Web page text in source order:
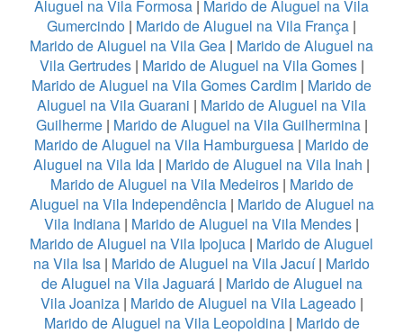
Aluguel na Vila Formosa | Marido de Aluguel na Vila
Gumercindo | Marido de Aluguel na Vila França |
Marido de Aluguel na Vila Gea | Marido de Aluguel na
Vila Gertrudes| Marido de Aluguel na Vila Gomes|
Marido de Aluguel na Vila Gomes Cardim | Marido de
Aluguel na Vila Guarani | Marido de Aluguel na Vila
Guilherme| Marido de Aluguel na Vila Guilhermina|
Marido de Aluguel na Vila Hamburguesa | Marido de
Aluguel na Vila Ida | Marido de Aluguel na Vila Inah |
Marido de Aluguel na Vila Medeiros| Marido de
Aluguel na Vila Independência| Marido de Aluguel na
Vila Indiana | Marido de Aluguel na Vila Mendes |
Marido de Aluguel na Vila Ipojuca | Marido de Aluguel
na Vila Isa | Marido de Aluguel na Vila Jacuí| Marido
de Aluguel na Vila Jaguará| Marido de Aluguel na
Vila Joaniza| Marido de Aluguel na Vila Lageado|
Marido de Aluguel na Vila Leopoldina| Marido de